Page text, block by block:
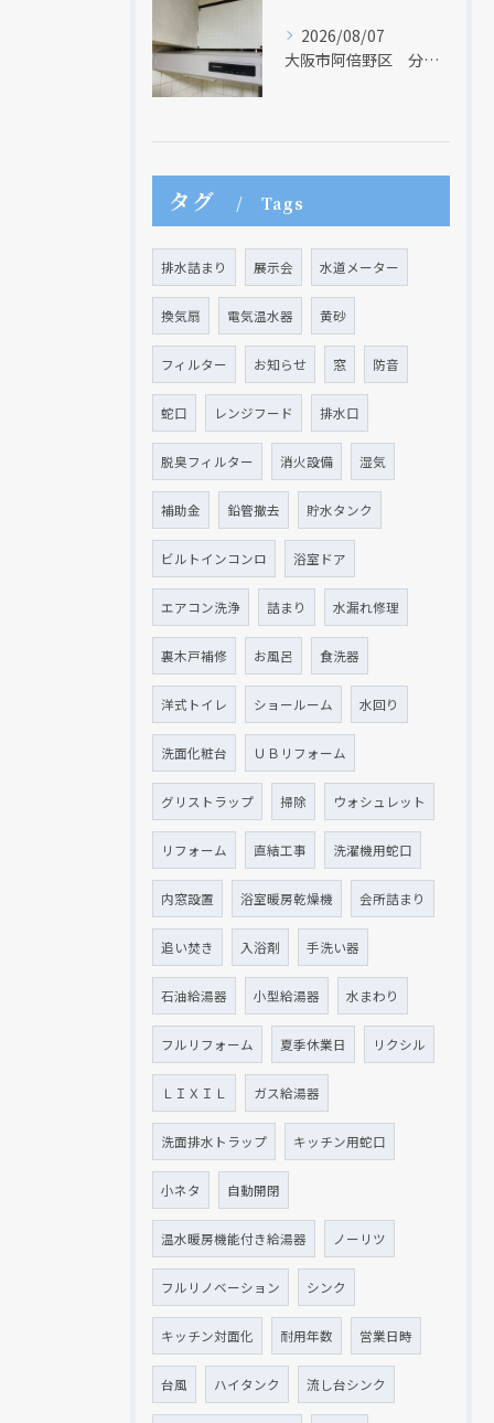
2026/08/07
大阪市阿倍野区 分譲マンションのレンジフード取替リフォーム工事 タカラスタンダード
タグ Tags
排水詰まり 展示会 水道メーター
換気扇 電気温水器 黄砂
フィルター お知らせ 窓 防音
蛇口 レンジフード 排水口
脱臭フィルター 消火設備 湿気
補助金 鉛管撤去 貯水タンク
ビルトインコンロ 浴室ドア
エアコン洗浄 詰まり 水漏れ修理
裏木戸補修 お風呂 食洗器
洋式トイレ ショールーム 水回り
洗面化粧台 ＵＢリフォーム
グリストラップ 掃除 ウォシュレット
リフォーム 直結工事 洗濯機用蛇口
内窓設置 浴室暖房乾燥機 会所詰まり
追い焚き 入浴剤 手洗い器
石油給湯器 小型給湯器 水まわり
フルリフォーム 夏季休業日 リクシル
ＬＩＸＩＬ ガス給湯器
洗面排水トラップ キッチン用蛇口
小ネタ 自動開閉
温水暖房機能付き給湯器 ノーリツ
フルリノベーション シンク
キッチン対面化 耐用年数 営業日時
台風 ハイタンク 流し台シンク
クリックでチラシのページにジャンプします
クリックでチラシのページにジャンプします